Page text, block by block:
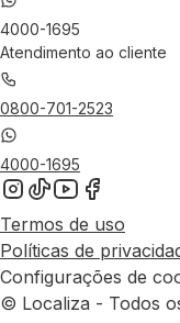
4000-1695
Atendimento ao cliente
0800-701-2523
4000-1695
Termos de uso
Políticas de
Configurações de
© Localiza - Todos